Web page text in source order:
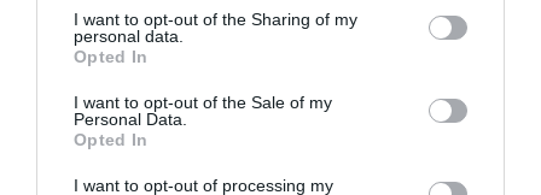
I want to opt-out of the Sharing of my
personal data.
Opted In
I want to opt-out of the Sale of my
Personal Data.
Opted In
I want to opt-out of processing my
comunicación con los pacientes y también la innovación que realizan
en cronicidad.
Voluntarios de Esteve aportan más de 10 toneladas de
alimentos y ropa para los más necesitados
Noticias y novedades
Este año los colaboradores de Esteve han aportado 10.573 kilos de